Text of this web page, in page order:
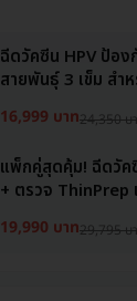
ฉีดวัคซีน HPV ป้อง
สายพันธุ์ 3 เข็ม สำ
16,999 บาท24,350 บ
แพ็กคู่สุดคุ้ม! ฉีดวัค
+ ตรวจ ThinPrep
19,990 บาท29,795 บ